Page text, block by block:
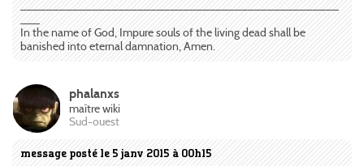
In the name of God, Impure souls of the living dead shall be
banished into eternal damnation, Amen.
message posté le 5 janv 2015 à 00h15
phalanxs
maître wiki
Sud-ouest